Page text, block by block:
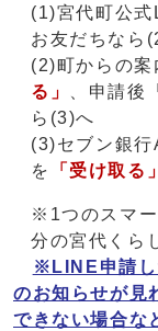
(1)宮代町公式
お友だちなら
(2)町からの案
る」
、申請後
ら(3)へ
(3)セブン銀
を
「受け取る」
※1つのスマー
分の宮代くら
※LINE申請し
のお知らせが見
できない場合な